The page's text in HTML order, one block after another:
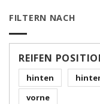
FILTERN NACH
REIFEN
hinten
vorne